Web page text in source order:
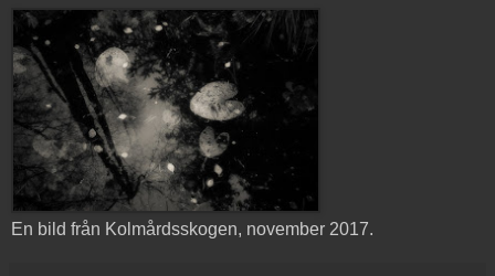
En bild från Kolmårdsskogen, november 2017.